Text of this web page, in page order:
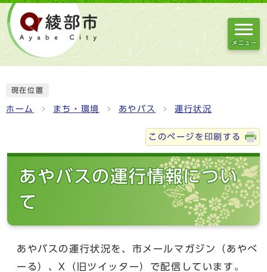
メニュー
現在位置
ホーム まち・環境 あやバス 運行状況
このページを印刷する
あやバスの運行情報につい
て
あやバスの運行状況を、市メールマガジン（あやべ
ーる）、X（旧ツイッター）で配信しています。